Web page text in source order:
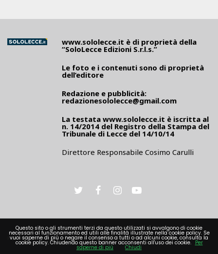
www.sololecce.it è di proprietà della
“SoloLecce Edizioni S.r.l.s.”
Le foto e i contenuti sono di proprietà
dell’editore
Redazione e pubblicità:
redazionesololecce@gmail.com
La testata www.sololecce.it è iscritta al
n. 14/2014 del Registro della Stampa del
Tribunale di Lecce del 14/10/14
Direttore Responsabile Cosimo Carulli
PRIVACY
Questo sito o gli strumenti terzi da questo utilizzati si avvalgono di cookie
necessari al funzionamento ed utili alle finalità illustrate nella cookie policy. Se
vuoi saperne di più o negare il consenso a tutti o ad alcuni cookie, consulta la
cookie policy. Chiudendo questo banner acconsenti all'uso dei cookie. Per
saperne di più Chiudi